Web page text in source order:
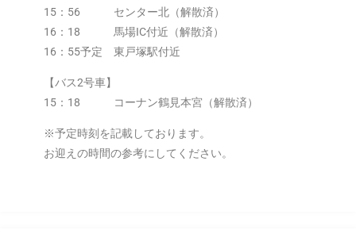
15：56 センター北（解散済）
16：18 馬場IC付近（解散済）
16：55予定 東戸塚駅付近
【バス2号車】
15：18 コーナン鶴見本宮（解散済）
※予定時刻を記載しております。
お迎えの時間の参考にしてください。